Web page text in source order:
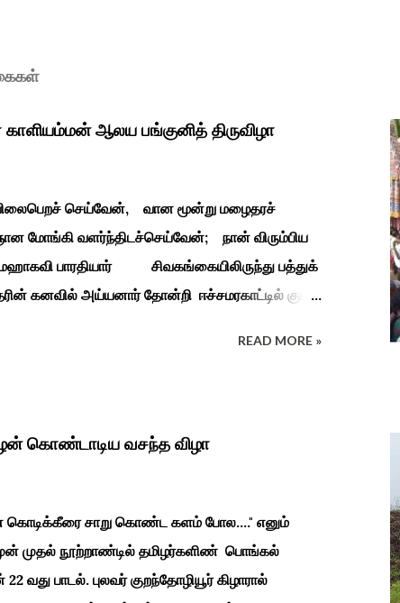
ஆலய பங்குனித் திருவிழா
செய்வேன், வான மூன்று மழைதரச்
மோங்கி வளர்ந்திடச்செய்வேன்; நான் விரும்பிய
சிவகங்கையிலிருந்து பத்துக்
கனவில் அய்யனார் தோன்றி ஈச்சமரகாட்டில் குடி
அது வெட்டி எடுத்த அய்யனார்
கொல்லபட்டார். அவரது முதல்
READ MORE »
கொண்டாடிய வசந்த விழா
கொடிக்கீரை சாறு கொண்ட களம் போல...." எனும்
முதல் நூற்றாண்டில் தமிழர்களிண் பொங்கல்
22 வது பாடல். புலவர் குறந்தோழியூர் கிழாரால்